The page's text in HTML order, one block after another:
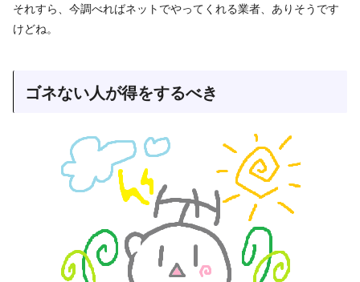
それすら、今調べればネットでやってくれる業者、ありそうです
けどね。
ゴネない人が得をするべき